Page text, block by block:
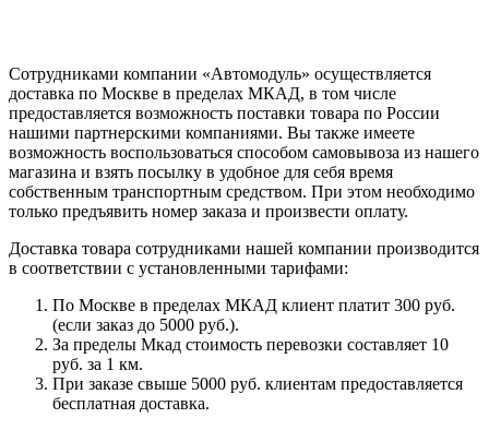
Сотрудниками компании «Автомодуль» осуществляется
доставка по Москве в пределах МКАД, в том числе
предоставляется возможность поставки товара по России
нашими партнерскими компаниями. Вы также имеете
возможность воспользоваться способом самовывоза из нашего
магазина и взять посылку в удобное для себя время
собственным транспортным средством. При этом необходимо
только предъявить номер заказа и произвести оплату.
Доставка товара сотрудниками нашей компании производится
в соответствии с установленными тарифами:
По Москве в пределах МКАД клиент платит 300 руб.
(если заказ до 5000 руб.).
За пределы Мкад стоимость перевозки составляет 10
руб. за 1 км.
При заказе свыше 5000 руб. клиентам предоставляется
бесплатная доставка.